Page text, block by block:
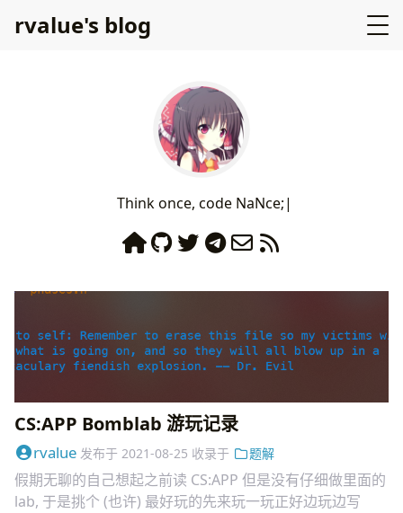
rvalue's blog
Τhіnkοncе, сοdе ΝаΝcе;
CS:APP Bomblab 游玩记录
rvalue 发布于 2021-08-25 收录于 题解
假期无聊的自己想起之前读 CS:APP 但是没有仔细做里面的
lab, 于是挑个 (也许) 最好玩的先来玩一玩正好边玩边写